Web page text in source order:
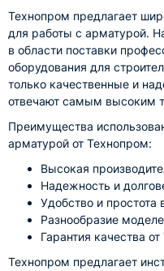
Технопром предлагает
для работы с арматурой.
в области поставки
оборудования для
только качественные и
отвечают самым высоким
Преимущества
арматурой от Технопром:
Высокая
Надежность и
Удобство и простота
Разнообразие
Гарантия качества
Технопром предлагает